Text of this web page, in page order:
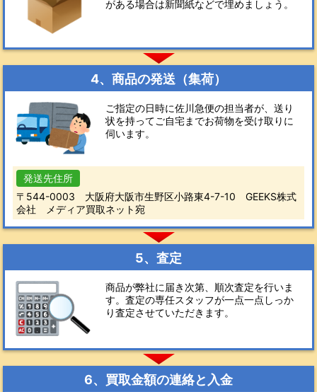
がある場合は新聞紙などで埋めましょう。
4、商品の発送（集荷）
ご指定の日時に佐川急便の担当者が、送り
状を持ってご自宅までお荷物を受け取りに
伺います。
発送先住所
〒544-0003 大阪府大阪市生野区小路東4-7-10 GEEKS株式
会社 メディア買取ネット宛
5、査定
商品が弊社に届き次第、順次査定を行いま
す。査定の専任スタッフが一点一点しっか
り査定させていただきます。
6、買取金額の連絡と入金